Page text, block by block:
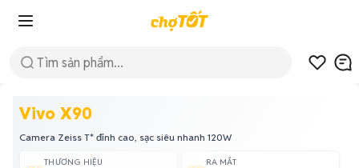
Vivo X90
Camera Zeiss T* đỉnh cao, sạc siêu nhanh 120W
THƯƠNG HIỆU RA MẮT